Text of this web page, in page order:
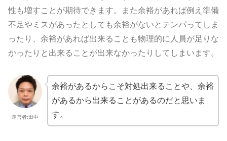
性も増すことが期待できます。また余裕があれば例え準備
不足やミスがあったとしても余裕がないとテンパってしま
ったり、余裕があれば出来ることも物理的に人員が足りな
かったりと出来ることが出来なかったりしてしまいます。
運営者:田中
余裕があるからこそ対処出来ることや、余裕
があるから出来ることがあるのだと思いま
す。